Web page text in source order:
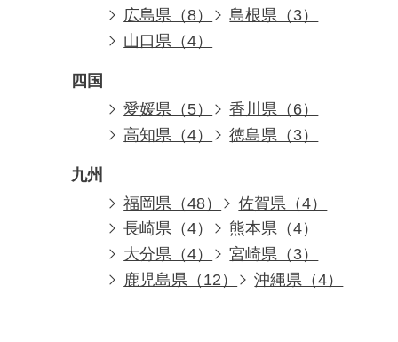
広島県（8）
島根県（3）
山口県（4）
四国
愛媛県（5）
香川県（6）
高知県（4）
徳島県（3）
九州
福岡県（48）
佐賀県（4）
長崎県（4）
熊本県（4）
大分県（4）
宮崎県（3）
鹿児島県（12）
沖縄県（4）